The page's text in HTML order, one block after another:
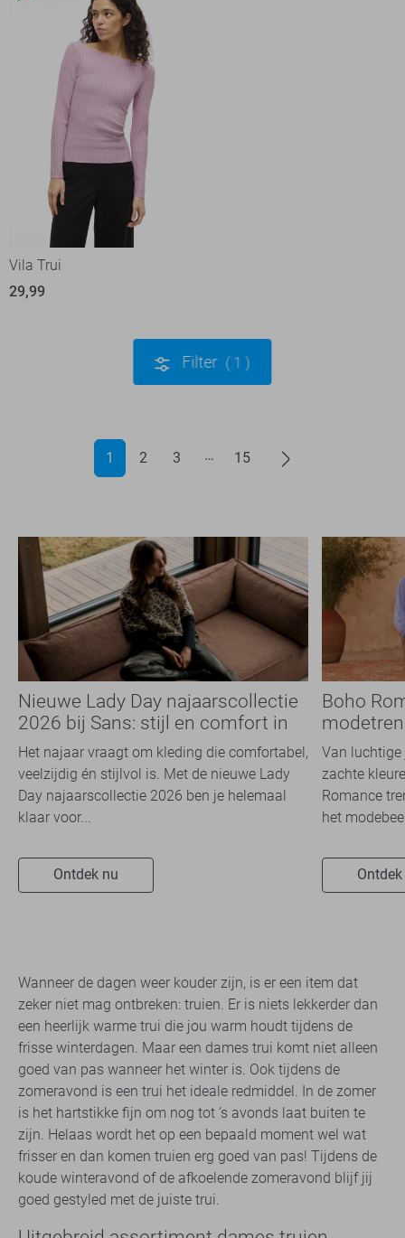
Vila Trui
29,99
Filter 1
1 2 3 15
Nieuwe Lady Day najaarscollectie
2026 bij Sans: stijl en comfort in
travelkwaliteit
Het najaar vraagt om kleding die comfortabel,
veelzijdig én stijlvol is. Met de nieuwe Lady
Day najaarscollectie 2026 ben je helemaal
klaar voor...
Ontdek nu
Boho
overal
Van luchtige
zachte
Romance
het
Wanneer de dagen weer kouder zijn, is er een item dat
zeker niet mag ontbreken: truien. Er is niets lekkerder dan
een heerlijk warme trui die jou warm houdt tijdens de
frisse winterdagen. Maar een dames trui komt niet alleen
goed van pas wanneer het winter is. Ook tijdens de
zomeravond is een trui het ideale redmiddel. In de zomer
is het hartstikke fijn om nog tot ’s avonds laat buiten te
zijn. Helaas wordt het op een bepaald moment wel wat
frisser en dan komen truien erg goed van pas! Tijdens de
koude winteravond of de afkoelende zomeravond blijf jij
goed gestyled met de juiste trui.